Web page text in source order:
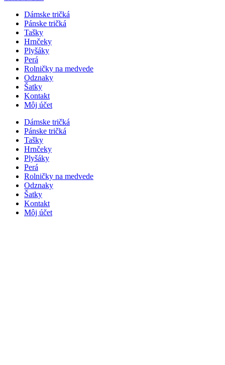
Dámske tričká
Pánske tričká
Tašky
Hrnčeky
Plyšáky
Perá
Rolničky na medvede
Odznaky
Šatky
Kontakt
Môj účet
Dámske tričká
Pánske tričká
Tašky
Hrnčeky
Plyšáky
Perá
Rolničky na medvede
Odznaky
Šatky
Kontakt
Môj účet